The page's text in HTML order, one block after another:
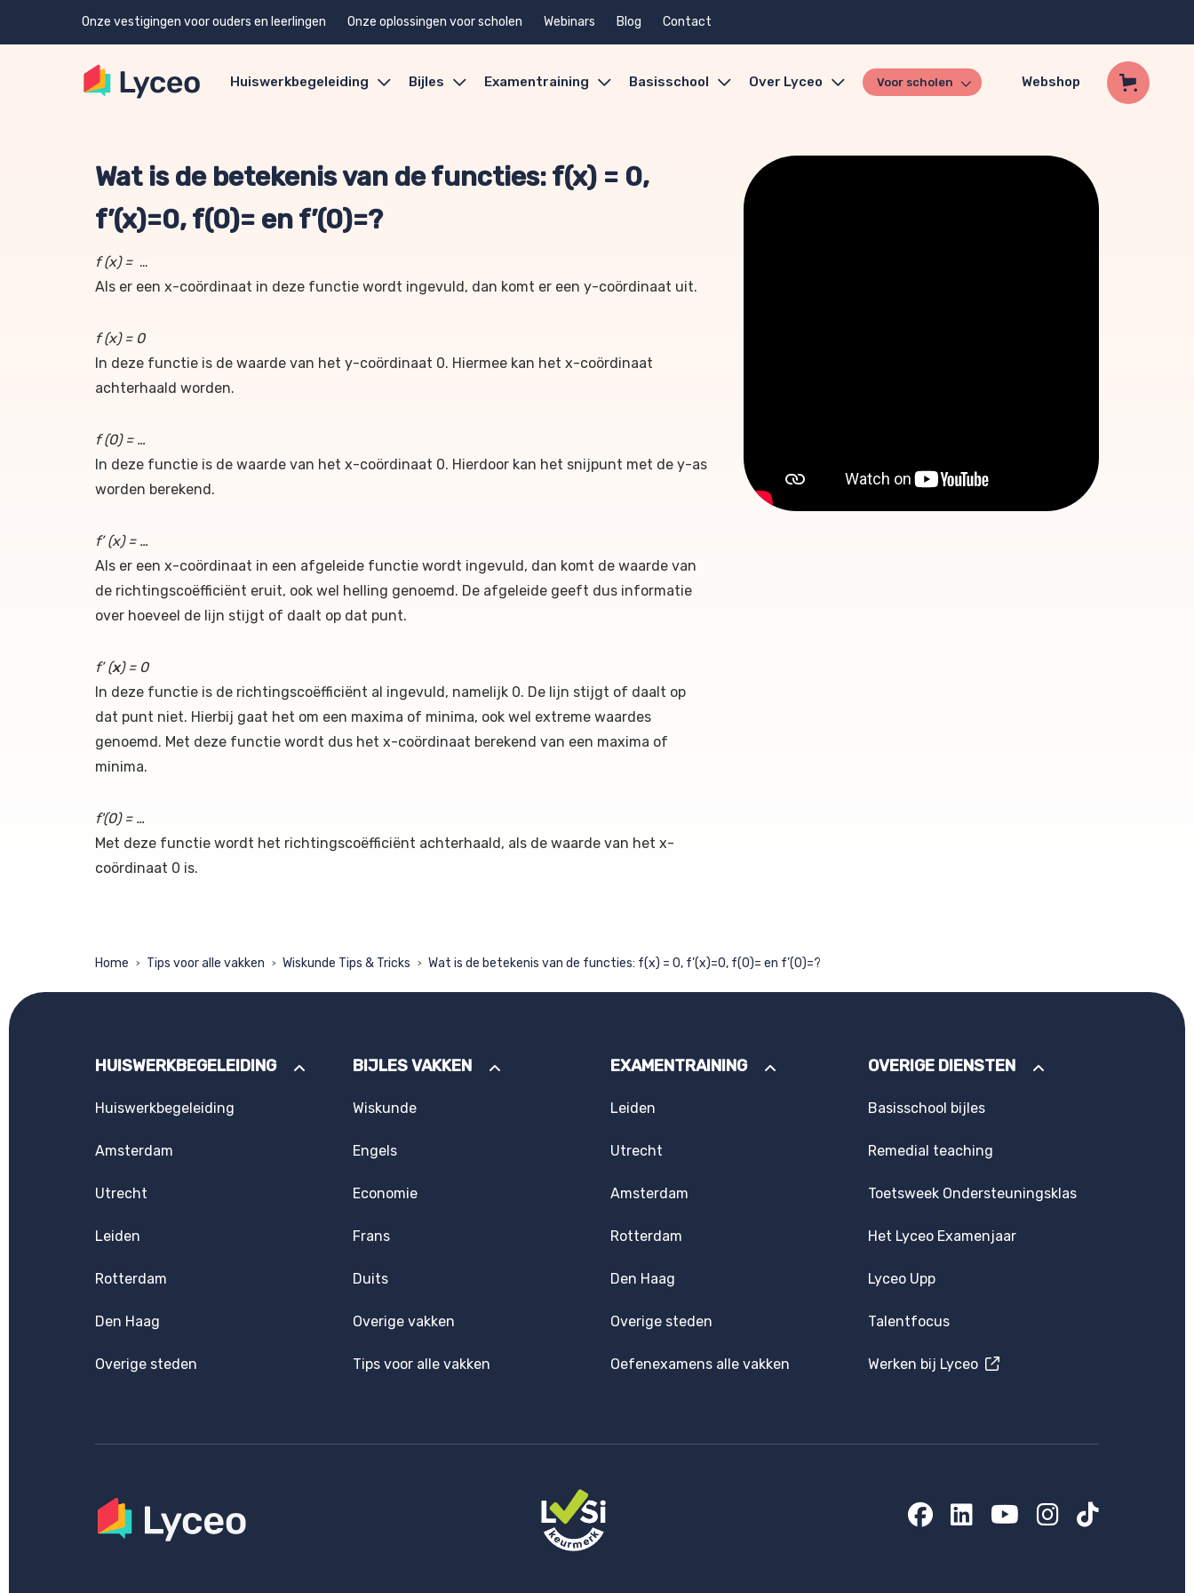
Onze vestigingen voor ouders en leerlingen Onze oplossingen voor scholen Webinars Blog Contact
Huiswerkbegeleiding Bijles Examentraining Basisschool Over Lyceo Voor scholen Webshop
Wat is de betekenis van de functies: f(x) = 0,
f’(x)=0, f(0)= en f’(0)=?
f (x) = …
Als er een x-coördinaat in deze functie wordt ingevuld, dan komt er een y-coördinaat uit.
f (x) = 0
In deze functie is de waarde van het y-coördinaat 0. Hiermee kan het x-coördinaat
achterhaald worden.
f (0) = …
In deze functie is de waarde van het x-coördinaat 0. Hierdoor kan het snijpunt met de y-as
worden berekend.
f’ (x) = …
Als er een x-coördinaat in een afgeleide functie wordt ingevuld, dan komt de waarde van
de richtingscoëfficiënt eruit, ook wel helling genoemd. De afgeleide geeft dus informatie
over hoeveel de lijn stijgt of daalt op dat punt.
f’ (x) = 0
In deze functie is de richtingscoëfficiënt al ingevuld, namelijk 0. De lijn stijgt of daalt op
dat punt niet. Hierbij gaat het om een maxima of minima, ook wel extreme waardes
genoemd. Met deze functie wordt dus het x-coördinaat berekend van een maxima of
minima.
f'(0) = …
Met deze functie wordt het richtingscoëfficiënt achterhaald, als de waarde van het x-
coördinaat 0 is.
Home > Tips voor alle vakken > Wiskunde Tips & Tricks > Wat is de betekenis van de functies: f(x) = 0, f’(x)=0, f(0)= en f’(0)=?
HUISWERKBEGELEIDING
Huiswerkbegeleiding
Amsterdam
Utrecht
Leiden
Rotterdam
Den Haag
Overige steden
BIJLES VAKKEN
Wiskunde
Engels
Economie
Frans
Duits
Overige vakken
Tips voor alle vakken
EXAMENTRAINING
Leiden
Utrecht
Amsterdam
Rotterdam
Den Haag
Overige steden
Oefenexamens alle vakken
OVERIGE DIENSTEN
Basisschool bijles
Remedial teaching
Toetsweek Ondersteuningsklas
Het Lyceo Examenjaar
Lyceo Upp
Talentfocus
Werken bij Lyceo
Facebook
LinkedIn
YouTube
Instagram
TikTok